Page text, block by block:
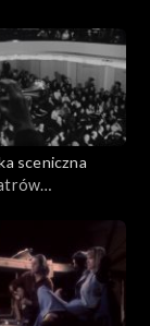
sceniczna